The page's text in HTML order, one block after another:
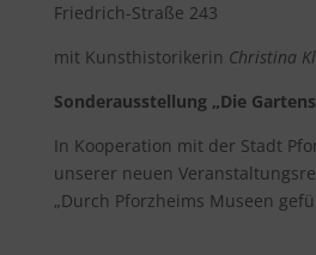
Friedrich-Straße 243
mit Kunsthistorikerin Christina
Sonderausstellung „Die
In Kooperation mit der Stadt
unserer neuen
„Durch Pforzheims Museen